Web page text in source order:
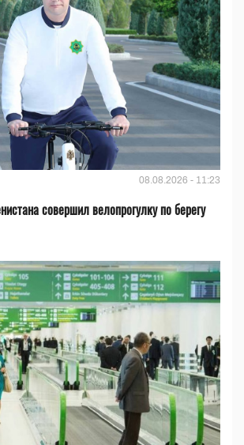
08.08.2026 - 11:23
совершил велопрогулку по берегу